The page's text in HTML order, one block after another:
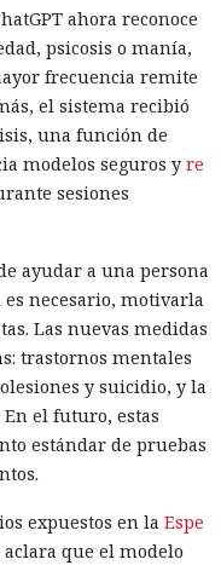
ahora reconoce
psicosis o manía,
frecuencia remite
el sistema recibió
una función de
modelos seguros y re
sesiones
ayudar a una persona
necesario, motivarla
Las nuevas medidas
trastornos mentales
y suicidio, y la
el futuro, estas
estándar de pruebas
expuestos en la Espe
que el modelo